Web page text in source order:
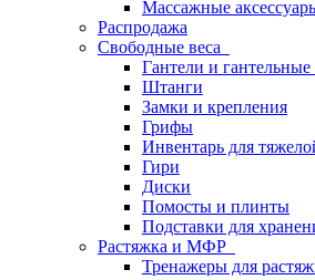
Массажные
Распродажа
Свободные веса
Гантели и
Штанги
Замки и крепления
Грифы
Инвентарь для
Гири
Диски
Помосты и плинты
Подставки для
Растяжка и МФР
Тренажеры для